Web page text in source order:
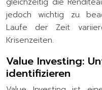
jedoch wichtig zu
Laufe der Zeit
Krisenzeiten.
Value Investing:
identifizieren